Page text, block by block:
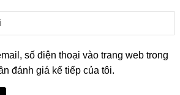
số điện thoại vào trang web trong
đánh giá kế tiếp của tôi.